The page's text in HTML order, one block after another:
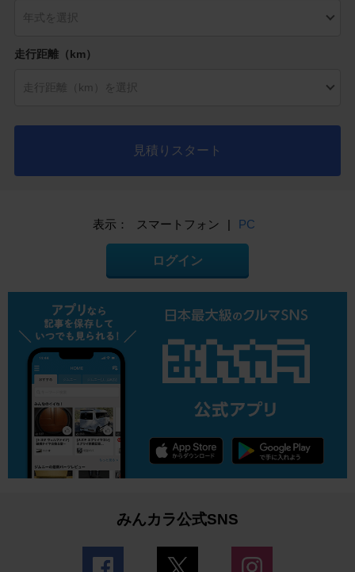
走行距離（km）
見積りスタート
表示： スマートフォン | PC
ログイン
みんカラ公式SNS